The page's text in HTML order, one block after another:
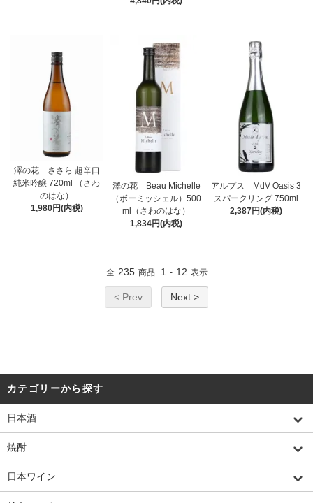
澤の花 ささら 超辛口
純米吟醸 720ml （さわ
のはな）
1,980円(内税)
澤の花 Beau Michelle
（ボーミッシェル）500
ml（さわのはな）
1,834円(内税)
アルプス MdV Oasis 3
スパークリング 750ml
2,387円(内税)
全 235 商品 1 - 12 表示
< Prev Next >
カテゴリーから探す
日本酒
焼酎
日本ワイン